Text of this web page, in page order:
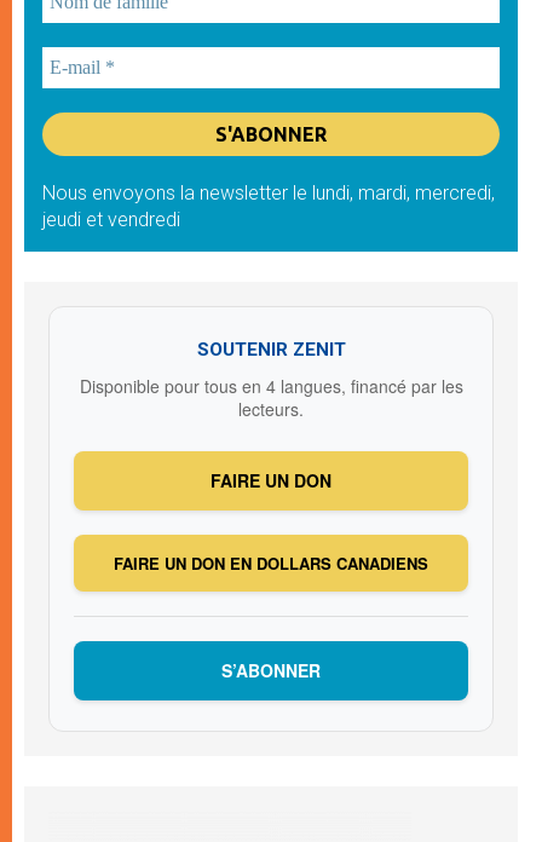
Nous envoyons la newsletter le lundi, mardi, mercredi,
jeudi et vendredi
SOUTENIR ZENIT
Disponible pour tous en 4 langues, financé par les
lecteurs.
FAIRE UN DON
FAIRE UN DON EN DOLLARS CANADIENS
S’ABONNER